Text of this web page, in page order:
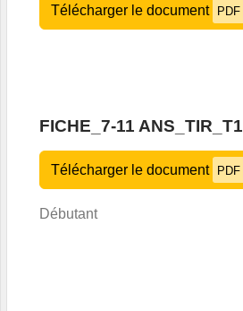
Télécharger le document PDF
FICHE_7-11 ANS_TIR_T1
Télécharger le document PDF
Débutant